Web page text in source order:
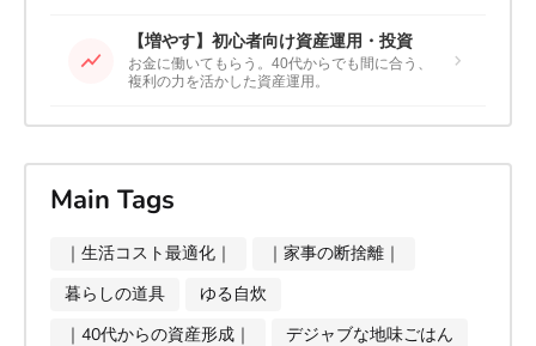
show_chart
【増やす】初心者向け資産運用・投資
お金に働いてもらう。40代からでも間に合う、
複利の力を活かした資産運用。
chevron_right
Main Tags
｜生活コスト最適化｜
｜家事の断捨離｜
暮らしの道具
ゆる自炊
｜40代からの資産形成｜
デジャブな地味ごはん